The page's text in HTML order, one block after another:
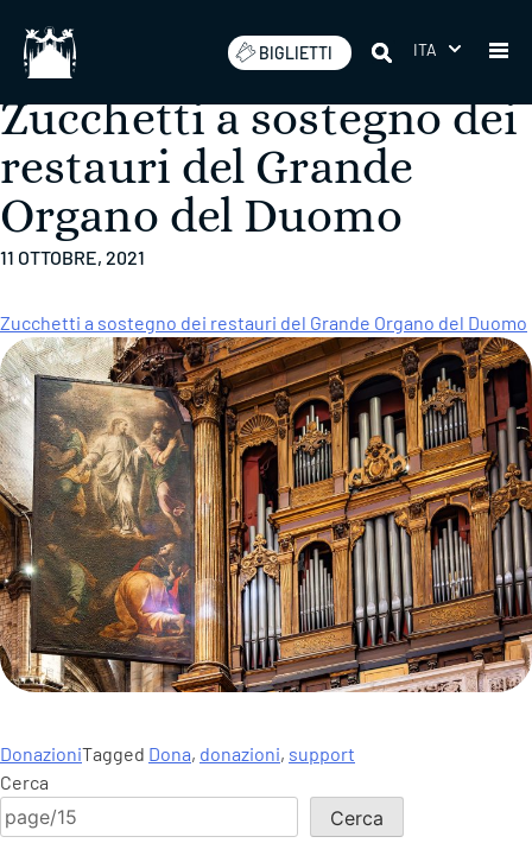
BIGLIETTI ITA
Risultati per: page/15
Zucchetti a sostegno dei
restauri del Grande
Organo del Duomo
11 OTTOBRE, 2021
Zucchetti a sostegno dei restauri del Grande Organo del Duomo
DonazioniTagged Dona, donazioni, support
Cerca
Cerca